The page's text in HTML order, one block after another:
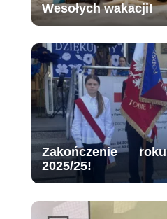
Wesołych wakacji!
Zakończenie
2025/25!